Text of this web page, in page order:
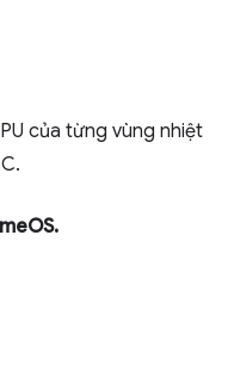
của từng vùng nhiệt